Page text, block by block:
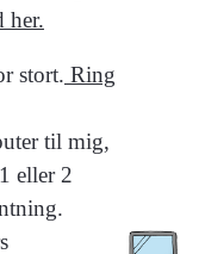
her.
stort. Ring
til mig,
eller 2